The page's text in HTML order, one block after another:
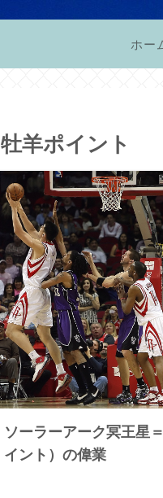
ホー
牡羊ポイント
ソーラーアーク冥王星
イント）の偉業